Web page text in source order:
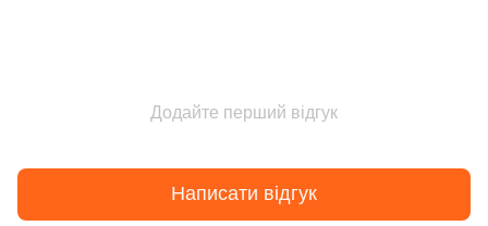
Додайте перший відгук
Написати відгук